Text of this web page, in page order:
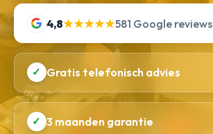
4,8★★★★★581 Google reviews
✓ Gratis telefonisch advies
✓ 3 maanden garantie